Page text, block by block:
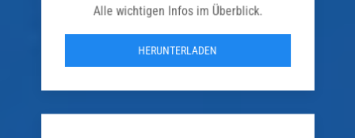
Alle wichtigen Infos im Überblick.
HERUNTERLADEN